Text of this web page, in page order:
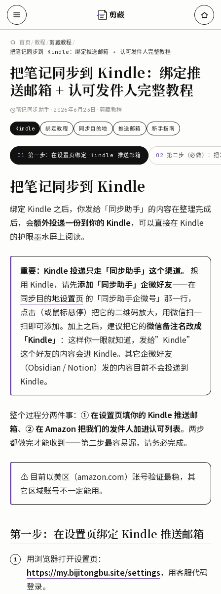
剪藏
首页/教程/剪藏教程/
把笔记同步到 Kindle：绑定推送邮箱 + 认可发件人完整教程
把笔记同步到 Kindle：绑定推
送邮箱 + 认可发件人完整教程
笔记同步助手 · 2026年6月23日 · 剪藏教程
Kindle 绑定教程 同步目的地 推送邮箱 新手指南
01 第一步：在设置页绑定 Kindle 推送邮箱 02 第二步（必做）：
把笔记同步到 Kindle
绑定 Kindle 之后，你发给「同步助手」的内容在整理完成
后，会额外投递一份到你的 Kindle，可以直接在 Kindle
的护眼墨水屏上阅读。
重要：Kindle 投递只走「同步助手」这个渠道。 想
用 Kindle，请先添加「同步助手」企微好友——在
同步目的地设置页 的「同步助手企微号」那一行，
点击（或鼠标悬停）把它的二维码放大，用微信扫一
扫即可添加。加上之后，建议把它的微信备注名改成
「Kindle」 ：这样你一眼就知道，发给”Kindle”
这个好友的内容会进 Kindle。其它企微好友
（Obsidian / Notion）发的内容目前不会投递到
Kindle。
整个过程分两件事： ① 在设置页填你的 Kindle 推送邮
箱、 ② 在 Amazon 把我们的发件人加进认可列表。两步
都做完才能收到——第二步最容易漏，请务必完成。
⚠️ 目前以美区（amazon.com）账号验证最稳，其
它区域账号不一定能用。
第一步：在设置页绑定 Kindle 推送邮箱
用浏览器打开设置页：
https://my.bijitongbu.site/settings，用客服代码
登录。